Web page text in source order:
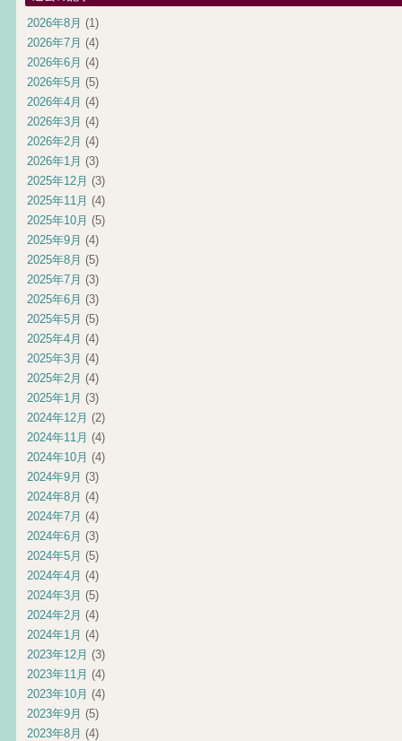
2026年8月 (1)
2026年7月 (4)
2026年6月 (4)
2026年5月 (5)
2026年4月 (4)
2026年3月 (4)
2026年2月 (4)
2026年1月 (3)
2025年12月 (3)
2025年11月 (4)
2025年10月 (5)
2025年9月 (4)
2025年8月 (5)
2025年7月 (3)
2025年6月 (3)
2025年5月 (5)
2025年4月 (4)
2025年3月 (4)
2025年2月 (4)
2025年1月 (3)
2024年12月 (2)
2024年11月 (4)
2024年10月 (4)
2024年9月 (3)
2024年8月 (4)
2024年7月 (4)
2024年6月 (3)
2024年5月 (5)
2024年4月 (4)
2024年3月 (5)
2024年2月 (4)
2024年1月 (4)
2023年12月 (3)
2023年11月 (4)
2023年10月 (4)
2023年9月 (5)
2023年8月 (4)